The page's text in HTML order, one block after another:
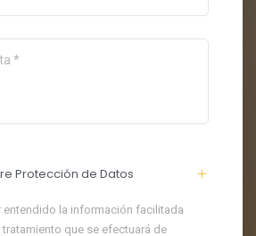
Protección de Datos
entendido la información facilitada
que se efectuará de